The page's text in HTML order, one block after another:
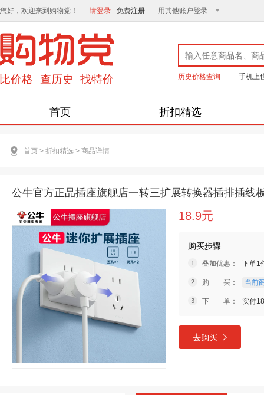
您好，欢迎来到购物党！ 请登录 免费注册 用其他账户登录
历史价格查询 手机上
首页 折扣精选
首页 > 折扣精选 > 商品详情
公牛官方正品插座旗舰店一转三扩展转换器插排插线
18.9元
购买步骤
叠加优惠： 下单1
购 买： 当前
下 单： 实付
去购买